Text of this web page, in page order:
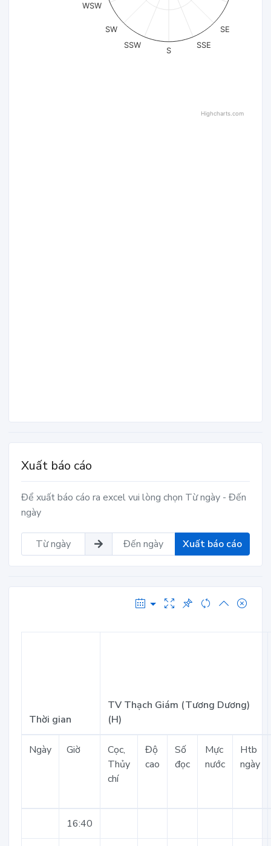
SE
SSE
S
SSW
SW
WSW
Highcharts.com
Xuất báo cáo
Để xuất báo cáo ra excel vui lòng chọn Từ ngày - Đến
ngày
Xuất báo cáo
Thời gian
TV Thạch Giám (Tương Dương)
(H)
Ngày Giờ
Cọc,
Thủy
chí
Độ
cao
Số
đọc
Mực
nước
Htb
ngày
16:40